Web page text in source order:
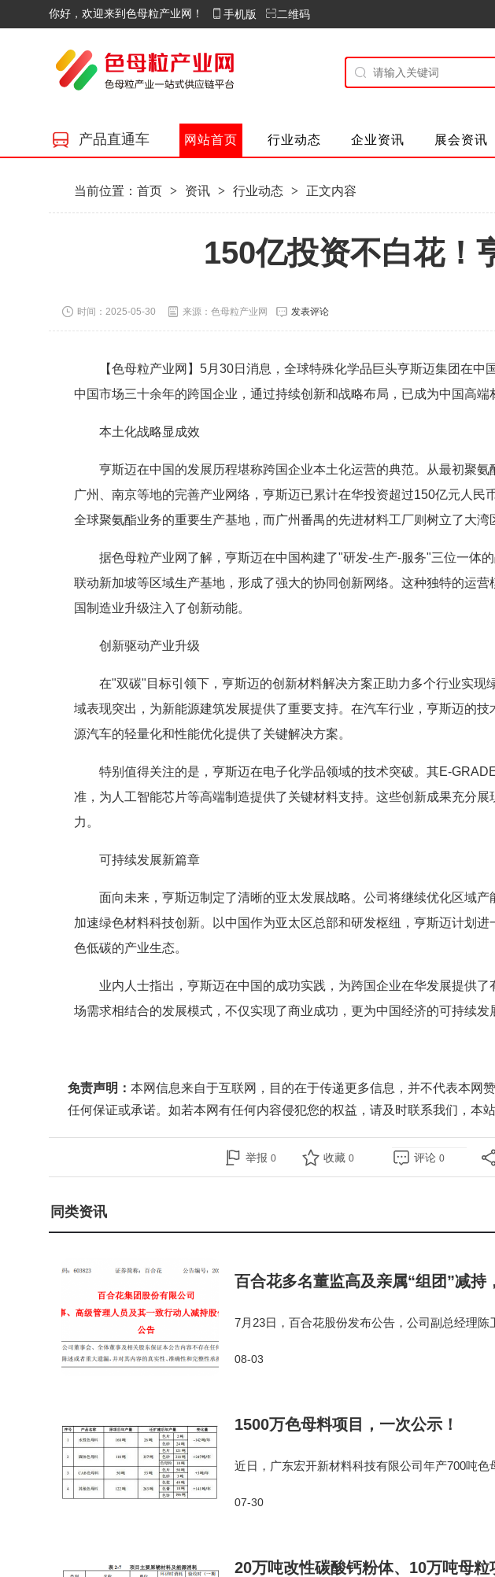
你好，欢迎来到色母粒产业网！ 手机版 二维码
产品直通车 网站首页 行业动态 企业资讯 展会资讯
当前位置： 首页 > 资讯 > 行业动态 > 正文内容
​​150亿投资不白花！
时间：2025-05-30 来源：色母粒产业网 发表评论
【色母粒产业网】5月30日消息，全球特殊化学品巨头亨斯迈集团在
中国市场三十余年的跨国企业，通过持续创新和战略布局，已成为中国高端
本土化战略显成效
亨斯迈在中国的发展历程堪称跨国企业本土化运营的典范。从最初聚氨
广州、南京等地的完善产业网络，亨斯迈已累计在华投资超过150亿元人民
全球聚氨酯业务的重要生产基地，而广州番禺的先进材料工厂则树立了大湾
据色母粒产业网了解，亨斯迈在中国构建了"研发-生产-服务"三位一体
联动新加坡等区域生产基地，形成了强大的协同创新网络。这种独特的运
国制造业升级注入了创新动能。
创新驱动产业升级
在"双碳"目标引领下，亨斯迈的创新材料解决方案正助力多个行业实现
域表现突出，为新能源建筑发展提供了重要支持。在汽车行业，亨斯迈的
源汽车的轻量化和性能优化提供了关键解决方案。
特别值得关注的是，亨斯迈在电子化学品领域的技术突破。其E-
准，为人工智能芯片等高端制造提供了关键材料支持。这些创新成果充分
力。
可持续发展新篇章
面向未来，亨斯迈制定了清晰的亚太发展战略。公司将继续优化区域
加速绿色材料科技创新。以中国作为亚太区总部和研发枢纽，亨斯迈计划
色低碳的产业生态。
业内人士指出，亨斯迈在中国的成功实践，为跨国企业在华发展提供
场需求相结合的发展模式，不仅实现了商业成功，更为中国经济的可持续发
免责声明： 本网信息来自于互联网，目的在于传递更多信息，并不代表本网
任何保证或承诺。如若本网有任何内容侵犯您的权益，请及时联系我们 ，本
举报 0 收藏 0 评论 0
同类资讯
百合花多名董监高及亲属“组团”减持
7月23日，百合花股份发布公告，公司副总经理
四人合计拟减持不超过90.84万股，占总股
08-03
1500万色母料项目，一次公示！
近日，广东宏开新材料科技有限公司年产700吨
后色母料整体产能提升至700吨/年。项目用
07-30
20万吨改性碳酸钙粉体、10万吨母粒